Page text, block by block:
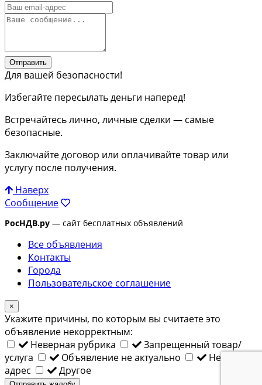
Отправить
Для вашей безопасности!
Избегайте пересылать деньги наперед!
Встречайтесь лично, личные сделки — самые
безопасные.
Заключайте договор или оплачивайте товар или
услугу после получения.
Наверх
Сообщение
РосНДВ.ру — сайт бесплатных объявлений
Все объявления
Контакты
Города
Пользовательское соглашение
×
Укажите причины, по которым вы считаете это
объявление некорректным:
Неверная рубрика
Запрещенный товар/
услуга
Объявление не актуально
Неверный
адрес
Другое